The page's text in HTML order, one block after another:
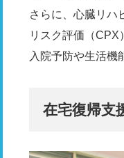
さらに、心臓リハ
リスク評価（
入院予防や生活機
在宅復帰支